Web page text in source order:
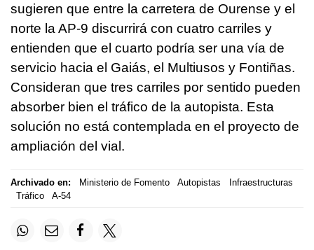
sugieren que entre la carretera de Ourense y el
norte la AP-9 discurrirá con cuatro carriles y
entienden que el cuarto podría ser una vía de
servicio hacia el Gaiás, el Multiusos y Fontiñas.
Consideran que tres carriles por sentido pueden
absorber bien el tráfico de la autopista. Esta
solución no está contemplada en el proyecto de
ampliación del vial.
Archivado en: Ministerio de Fomento Autopistas
Infraestructuras
Tráfico
A-54